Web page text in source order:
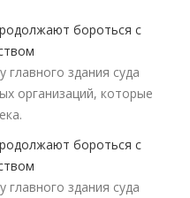
главного здания суда
организаций, которые
главного здания суда